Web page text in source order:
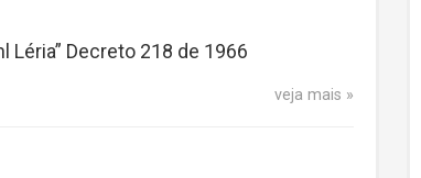
Léria” Decreto 218 de 1966
veja mais